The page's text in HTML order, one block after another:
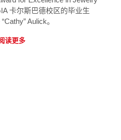
卡尔斯巴德校区的毕业生
Aulick。
读更多